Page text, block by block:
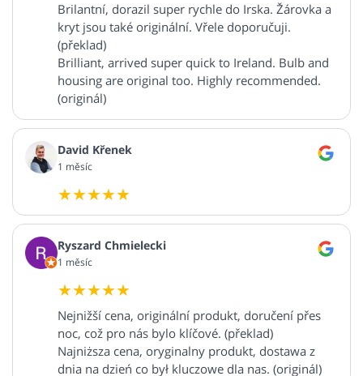
Brilantní, dorazil super rychle do Irska. Žárovka a
kryt jsou také originální. Vřele doporučuji.
(překlad)
Brilliant, arrived super quick to Ireland. Bulb and
housing are original too. Highly recommended.
(originál)
David Křenek
1 měsíc
Ryszard Chmielecki
1 měsíc
Nejnižší cena, originální produkt, doručení přes
noc, což pro nás bylo klíčové. (překlad)
Najniższa cena, oryginalny produkt, dostawa z
dnia na dzień co był kluczowe dla nas. (originál)